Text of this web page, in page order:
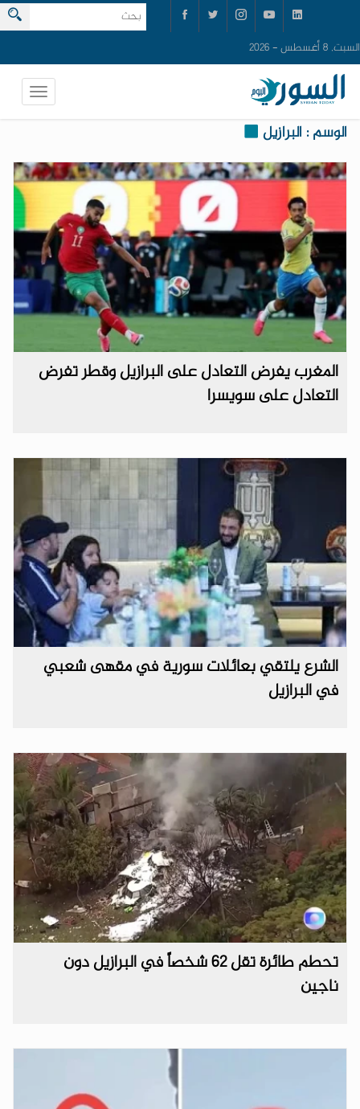
السبت, 8 أغسطس - 2026
الوسم : البرازيل
المغرب يفرض التعادل على البرازيل وقطر تفرض
التعادل على سويسرا‏
الشرع يلتقي بعائلات سورية في مقهى شعبي
في البرازيل
تحطم طائرة تقل 62 شخصاً في البرازيل دون
ناجين